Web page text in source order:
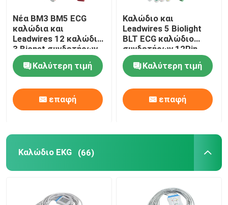
Νέα BM3 BM5 ECG
καλώδια και
Leadwires 12 καλώδιο
3 Bionet συνδετήρων
καρφιτσών ECG
συνδετήρας IEC
Grabber μολύβδου
Καλύτερη τιμή
επαφή
Καλώδιο και
Leadwires 5 Biolight
BLT ECG καλώδιο
συνδετήρων 12Pin
C2557P0 ECG IEC
μολύβδουΚαλύτερη τιμή
επαφή
Καλώδιο EKG (66)